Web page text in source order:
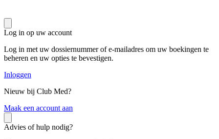
Log in op uw account
Log in met uw dossiernummer of e-mailadres om uw boekingen te
beheren en uw opties te bevestigen.
Inloggen
Nieuw bij Club Med?
Maak een account aan
Advies of hulp nodig?